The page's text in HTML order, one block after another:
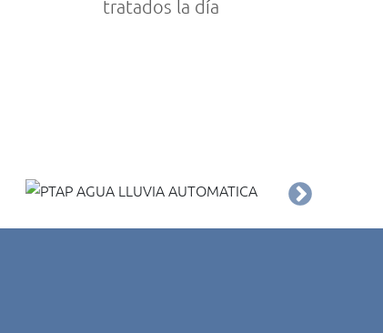
tratados la día